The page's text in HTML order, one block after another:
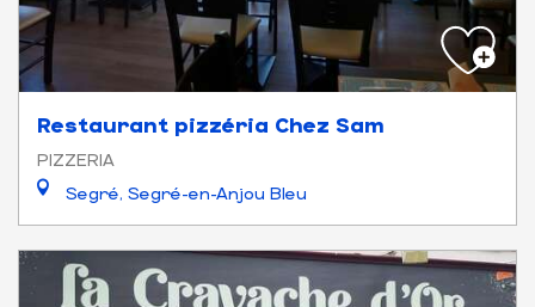
Restaurant pizzéria Chez Sam
PIZZERIA
Segré, Segré-en-Anjou Bleu